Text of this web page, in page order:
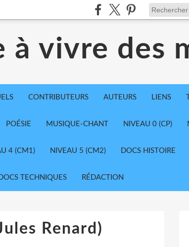
à vivre des
CONTRIBUTEURS AUTEURS LIENS
POÉSIE MUSIQUE-CHANT NIVEAU 0 (CP)
4 (CM1) NIVEAU 5 (CM2) DOCS HISTOIRE
DOCS TECHNIQUES RÉDACTION
Renard)